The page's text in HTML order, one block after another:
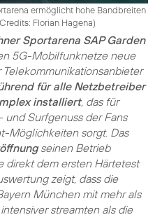
ermöglicht hohe Bandbreiten
Credits: Florian Hagena)
Sportarena SAP Garden
5G-Mobilfunknetze neue
für alle Netzbetreiber
installiert, das für
Surfgenuss der Fans
Möglichkeiten sorgt. Das
seinen Betrieb
direkt dem ersten Härtetest
zeigt, dass die
München mit mehr als
streamten als die